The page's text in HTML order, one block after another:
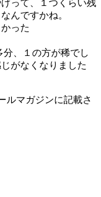
って、１つくらい残
んですかね。
かった
、１の方が稀でし
がなくなりました
ルマガジンに記載さ